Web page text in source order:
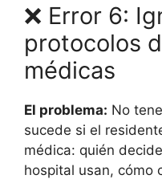
❌ Error 6:
protocolos
médicas
El problema: No
sucede si el
médica: quién
hospital usan, cómo